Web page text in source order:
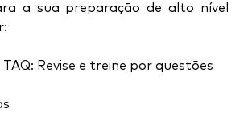
a sua preparação de alto nível
Revise e treine por questões